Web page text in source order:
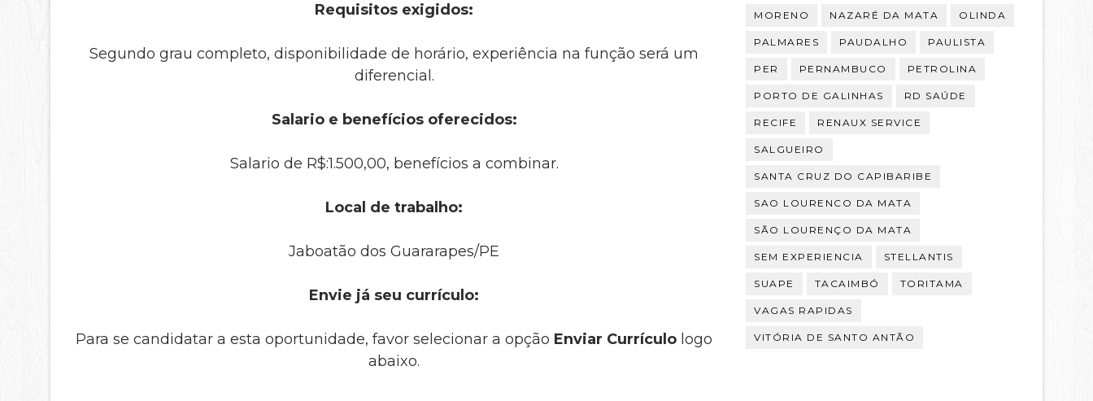
Requisitos exigidos:
Segundo grau completo, disponibilidade de horário, experiência na função será um
diferencial.
Salario e benefícios oferecidos:
Salario de R$:1.500,00, benefícios a combinar.
Local de trabalho:
Jaboatão dos Guararapes/PE
Envie já seu currículo:
Para se candidatar a esta oportunidade, favor selecionar a opção Enviar Currículo logo
abaixo.
MORENO NAZARÉ DA MATA OLINDA
PALMARES PAUDALHO PAULISTA
PER PERNAMBUCO PETROLINA
PORTO DE GALINHAS RD SAÚDE
RECIFE RENAUX SERVICE
SALGUEIRO
SANTA CRUZ DO CAPIBARIBE
SAO LOURENCO DA MATA
SÃO LOURENÇO DA MATA
SEM EXPERIENCIA STELLANTIS
SUAPE TACAIMBÓ TORITAMA
VAGAS RAPIDAS
VITÓRIA DE SANTO ANTÃO